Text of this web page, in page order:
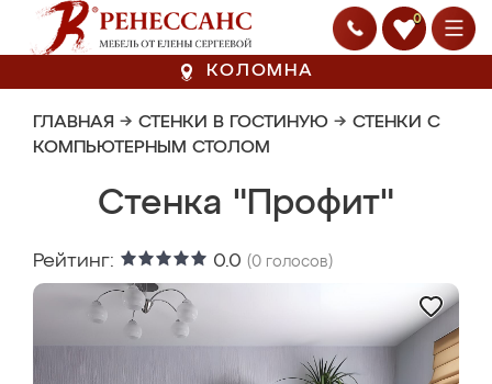
0
КОЛОМНА
ГЛАВНАЯ → СТЕНКИ В ГОСТИНУЮ → СТЕНКИ С
КОМПЬЮТЕРНЫМ СТОЛОМ
Стенка "Профит"
Рейтинг: 0.0 (0 голосов)